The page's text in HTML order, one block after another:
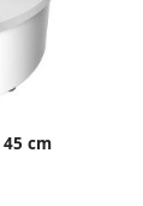
cm
met